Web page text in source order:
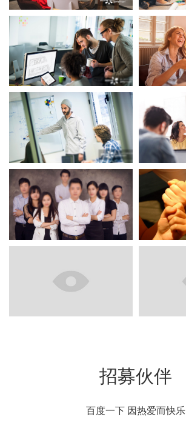
招募伙伴
百度一下 因热爱而快乐